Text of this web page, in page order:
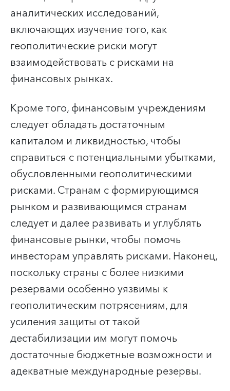
аналитических исследований,
включающих изучение того, как
геополитические риски могут
взаимодействовать с рисками на
финансовых рынках.
Кроме того, финансовым учреждениям
следует обладать достаточным
капиталом и ликвидностью, чтобы
справиться с потенциальными убытками,
обусловленными геополитическими
рисками. Странам с формирующимся
рынком и развивающимся странам
следует и далее развивать и углублять
финансовые рынки, чтобы помочь
инвесторам управлять рисками. Наконец,
поскольку страны с более низкими
резервами особенно уязвимы к
геополитическим потрясениям, для
усиления защиты от такой
дестабилизации им могут помочь
достаточные бюджетные возможности и
адекватные международные резервы.